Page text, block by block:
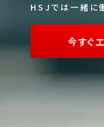
HSJでは一緒に
今すぐ